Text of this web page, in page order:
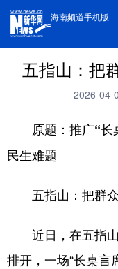
海南频道手机版
五指山：把
2026-04-
原题：推广“长
民生难题
五指山：把群众
近日，在五指山
排开，一场“长桌言